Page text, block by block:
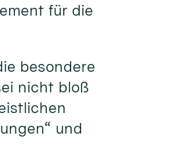
für die
besondere
nicht bloß
und